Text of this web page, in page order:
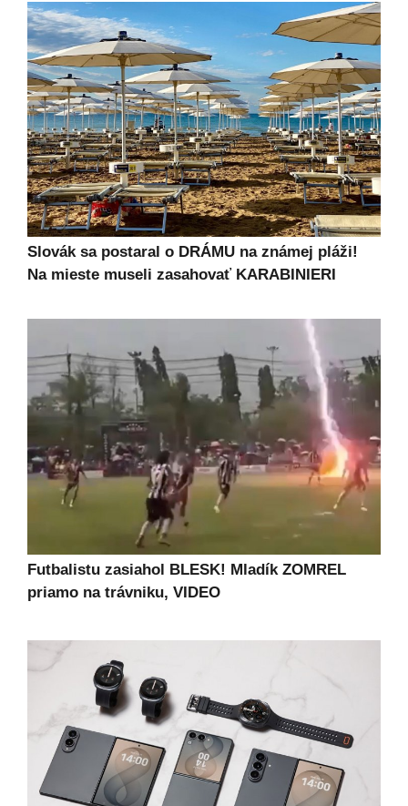
Slovák sa postaral o DRÁMU na známej pláži!
Na mieste museli zasahovať KARABINIERI
Futbalistu zasiahol BLESK! Mladík ZOMREL
priamo na trávniku, VIDEO